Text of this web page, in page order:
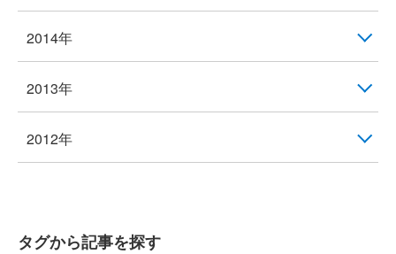
2014年
2013年
2012年
タグから記事を探す